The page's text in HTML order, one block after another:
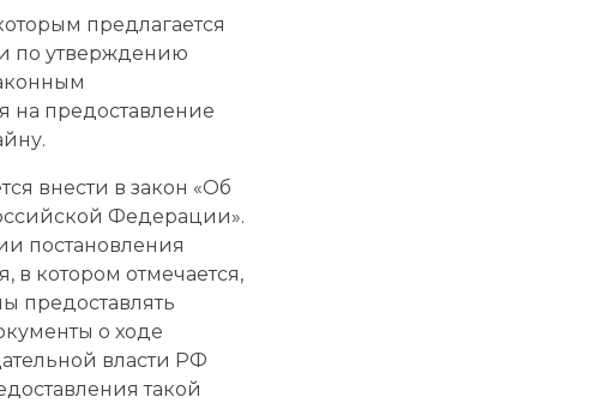
предлагается
по утверждению
на предоставление
внести в закон «Об
Федерации».
постановления
в котором отмечается,
предоставлять
о ходе
власти РФ
такой